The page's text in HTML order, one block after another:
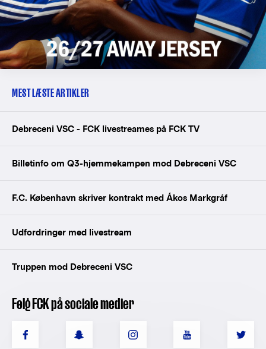
MEST LÆSTE ARTIKLER
Debreceni VSC - FCK livestreames på FCK TV
Billetinfo om Q3-hjemmekampen mod Debreceni VSC
F.C. København skriver kontrakt med Ákos Markgráf
Udfordringer med livestream
Truppen mod Debreceni VSC
Følg FCK på sociale medier